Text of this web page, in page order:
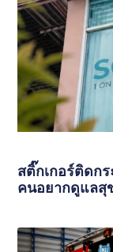
สติ๊กเกอร์ติดก
คนอยากดูแลสุ